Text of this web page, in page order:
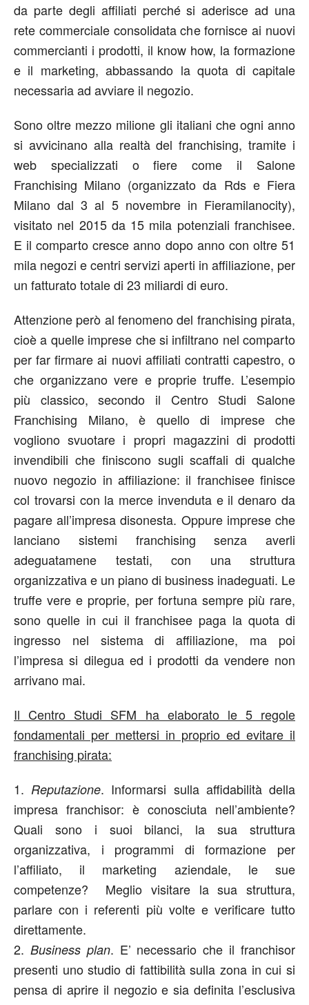
da parte degli affiliati perché si aderisce ad una
rete commerciale consolidata che fornisce ai nuovi
commercianti i prodotti, il know how, la formazione
e il marketing, abbassando la quota di capitale
necessaria ad avviare il negozio.
Sono oltre mezzo milione gli italiani che ogni anno
si avvicinano alla realtà del franchising, tramite i
web specializzati o fiere come il Salone
Franchising Milano (organizzato da Rds e Fiera
Milano dal 3 al 5 novembre in Fieramilanocity),
visitato nel 2015 da 15 mila potenziali franchisee.
E il comparto cresce anno dopo anno con oltre 51
mila negozi e centri servizi aperti in affiliazione, per
un fatturato totale di 23 miliardi di euro.
Attenzione però al fenomeno del franchising pirata,
cioè a quelle imprese che si infiltrano nel comparto
per far firmare ai nuovi affiliati contratti capestro, o
che organizzano vere e proprie truffe. L’esempio
più classico, secondo il Centro Studi Salone
Franchising Milano, è quello di imprese che
vogliono svuotare i propri magazzini di prodotti
invendibili che finiscono sugli scaffali di qualche
nuovo negozio in affiliazione: il franchisee finisce
col trovarsi con la merce invenduta e il denaro da
pagare all’impresa disonesta. Oppure imprese che
lanciano sistemi franchising senza averli
adeguatamene testati, con una struttura
organizzativa e un piano di business inadeguati. Le
truffe vere e proprie, per fortuna sempre più rare,
sono quelle in cui il franchisee paga la quota di
ingresso nel sistema di affiliazione, ma poi
l’impresa si dilegua ed i prodotti da vendere non
arrivano mai.
Il Centro Studi SFM ha elaborato le 5 regole
fondamentali per mettersi in proprio ed evitare il
franchising pirata:
1. Reputazione. Informarsi sulla affidabilità della
impresa franchisor: è conosciuta nell’ambiente?
Quali sono i suoi bilanci, la sua struttura
organizzativa, i programmi di formazione per
l’affiliato, il marketing aziendale, le sue
competenze? Meglio visitare la sua struttura,
parlare con i referenti più volte e verificare tutto
direttamente.
2. Business plan. E’ necessario che il franchisor
presenti uno studio di fattibilità sulla zona in cui si
pensa di aprire il negozio e sia definita l’esclusiva